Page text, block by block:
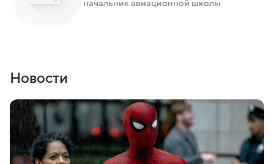
начальник авиационной школы
Новости